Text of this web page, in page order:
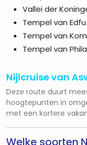
Vallei der
Tempel van Edfu
Tempel van
Tempel van
Nijlcruise van
Deze route duurt
hoogtepunten in
met een kortere
Welke soorten